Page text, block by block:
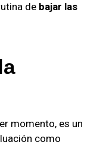
de bajar las
momento, es un
como